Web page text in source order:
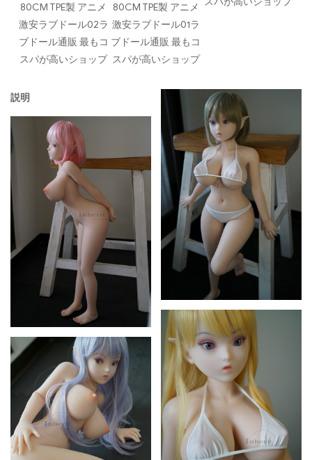
80CM TPE製 アニメ
激安ラブドール02ラ
ブドール通販 最もコ
スパが高いショップ
80CM TPE製 アニメ
激安ラブドール01ラ
ブドール通販 最もコ
スパが高いショップ
説明